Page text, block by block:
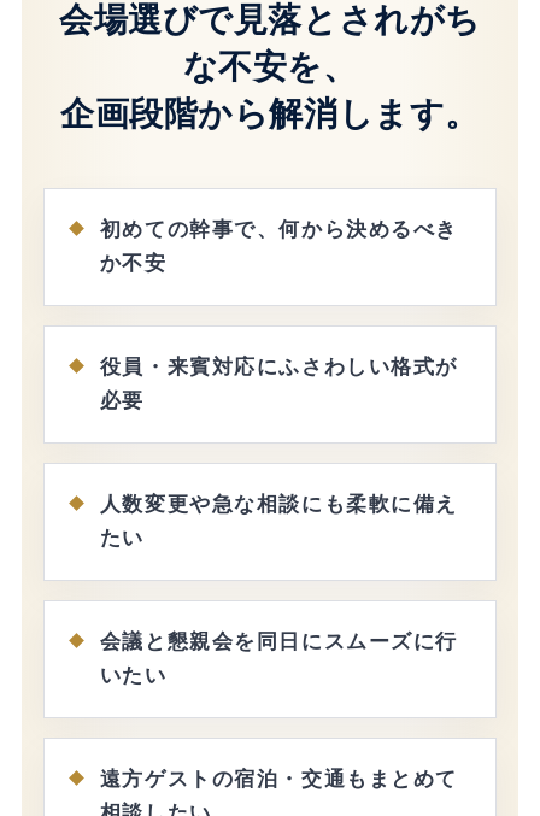
会場選びで見落とされがち
な不安を、
企画段階から解消します。
初めての幹事で、何から決めるべき
か不安
役員・来賓対応にふさわしい格式が
必要
人数変更や急な相談にも柔軟に備え
たい
会議と懇親会を同日にスムーズに行
いたい
遠方ゲストの宿泊・交通もまとめて